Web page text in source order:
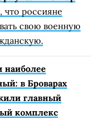
что россияне
свою военную
в Броварах
главный
комплекс